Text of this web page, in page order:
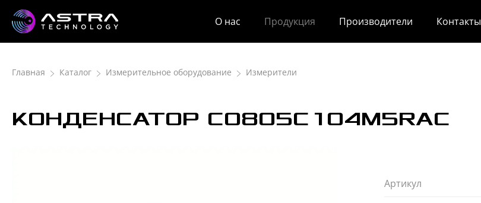
О нас Продукция Производители Контакты
Главная Каталог Измерительное оборудование Измерители
КОНДЕНСАТОР С0805C104M5RAC
Артикул